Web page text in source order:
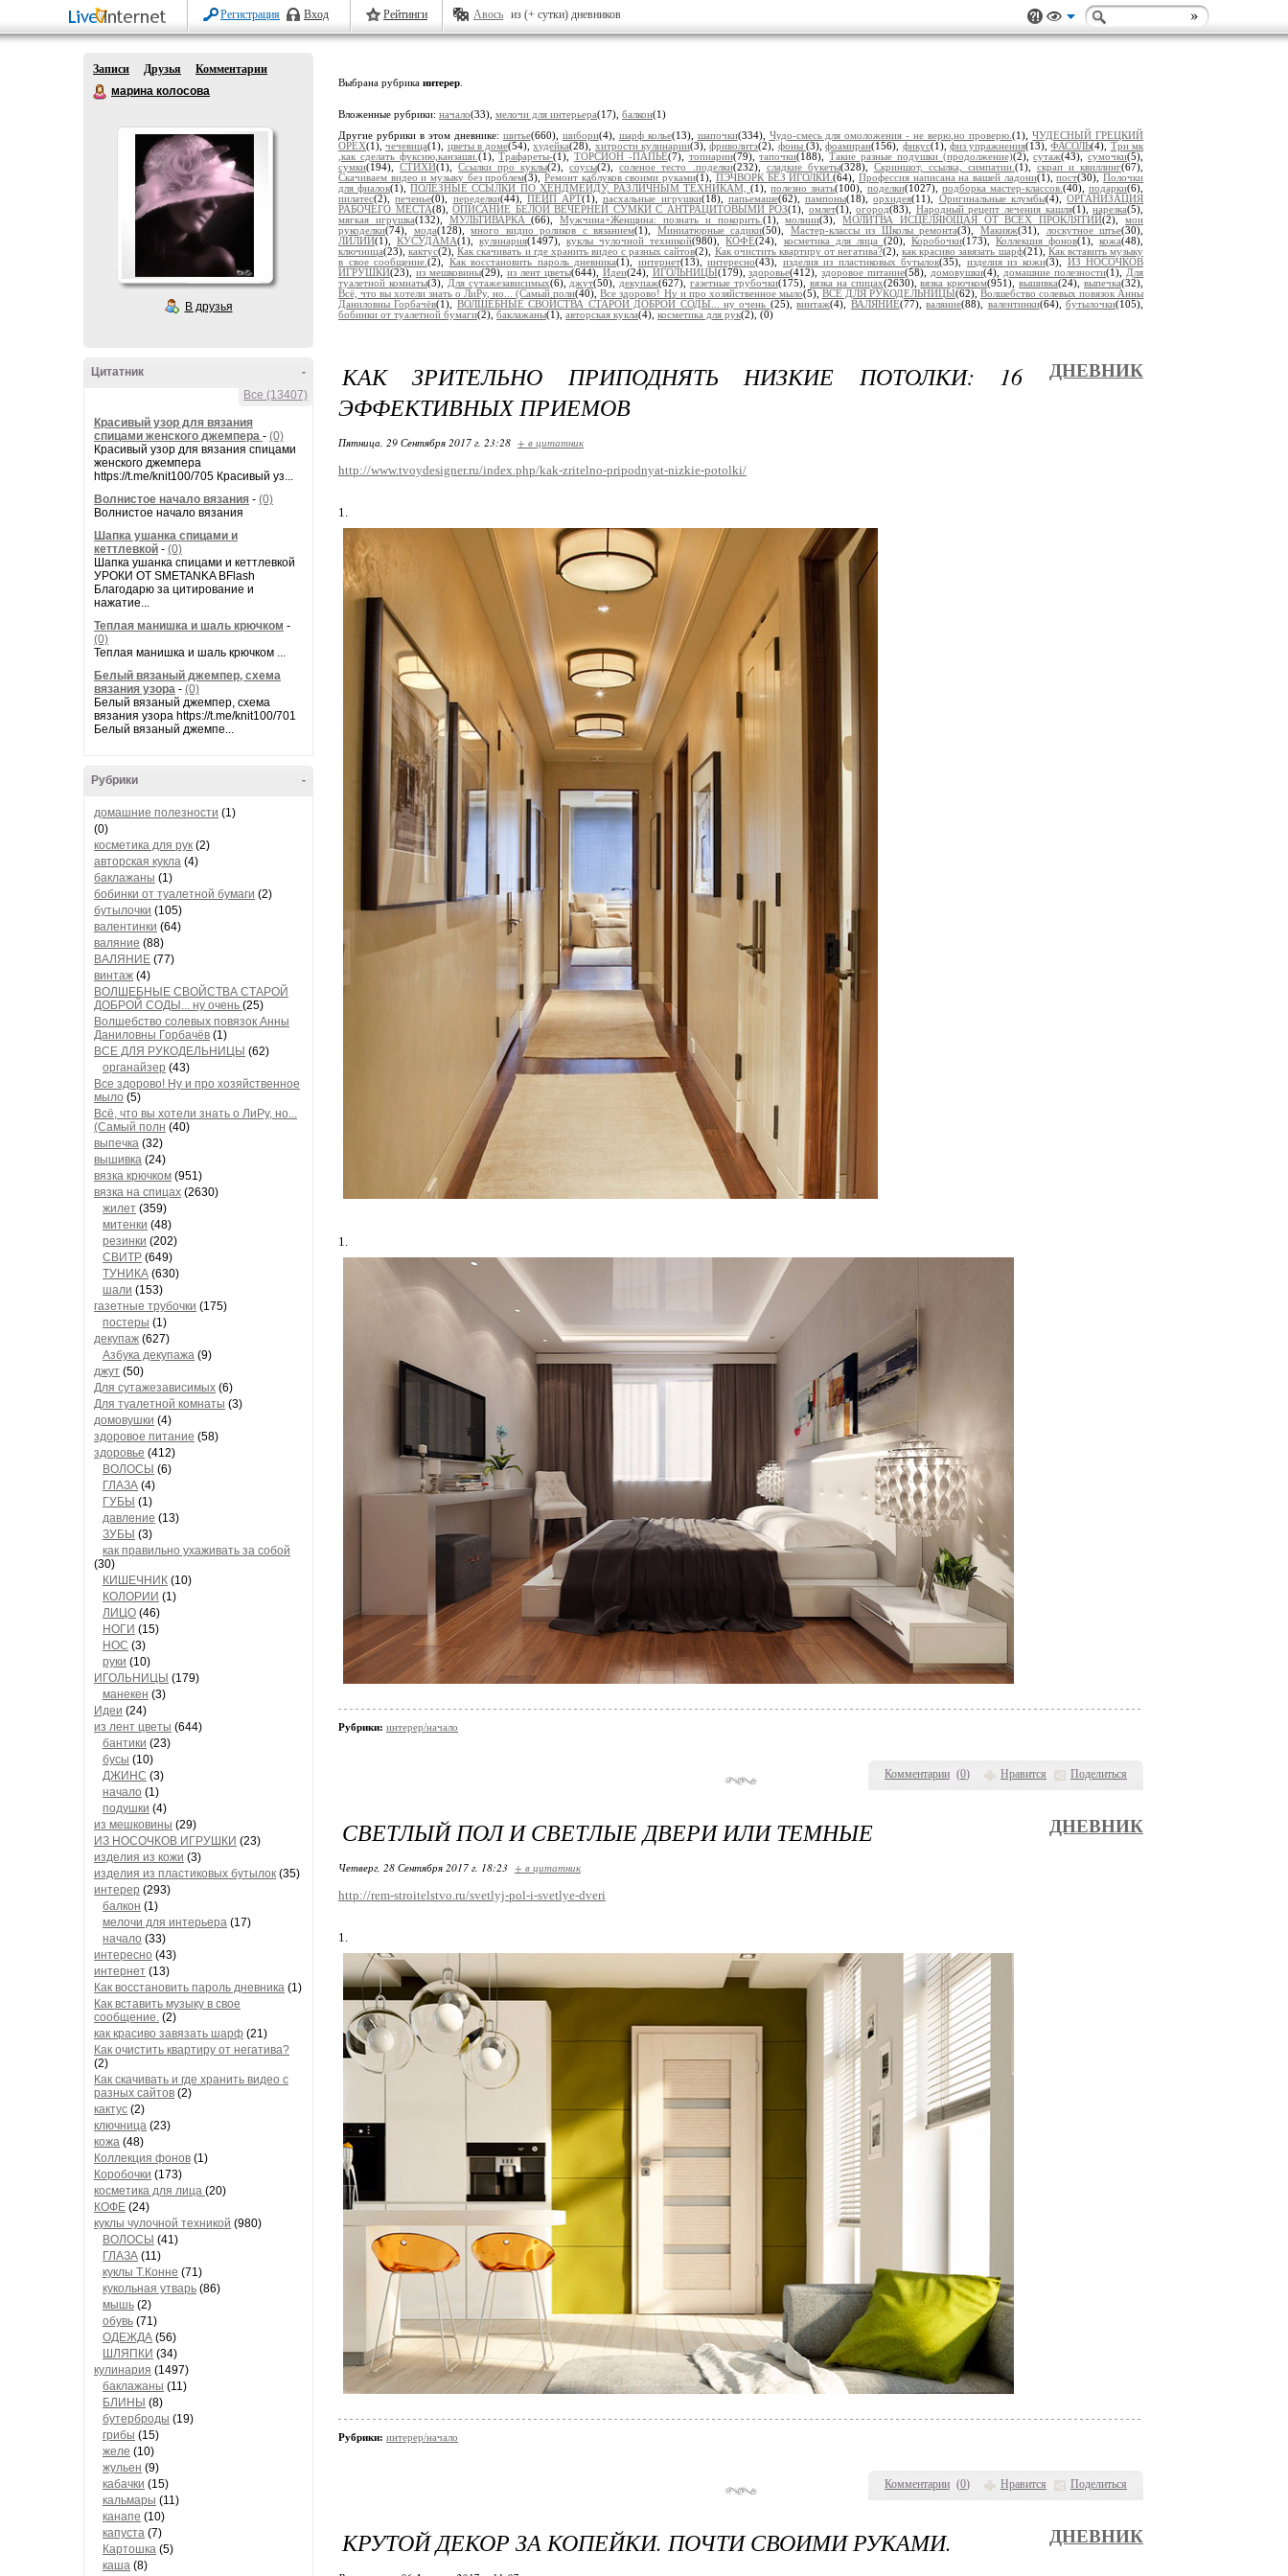
Регистрация Вход Рейтинги Авось из (+ сутки) дневников
Записи Друзья
Комментарии
марина колосова
В друзья
-
Цитатник
Все (13407)
Красивый узор для вязания
спицами женского джемпера - (0)
Красивый узор для вязания спицами
женского джемпера
https://t.me/knit100/705 Красивый уз...
Волнистое начало вязания - (0)
Волнистое начало вязания
Шапка ушанка спицами и
кеттлевкой - (0)
Шапка ушанка спицами и кеттлевкой
УРОКИ ОТ SMETANKA BFlash
Благодарю за цитирование и
нажатие...
Теплая манишка и шаль крючком -
(0)
Теплая манишка и шаль крючком ...
Белый вязаный джемпер, схема
вязания узора - (0)
Белый вязаный джемпер, схема
вязания узора https://t.me/knit100/701
Белый вязаный джемпе...
-
Рубрики
домашние полезности (1)
(0)
косметика для рук (2)
авторская кукла (4)
баклажаны (1)
бобинки от туалетной бумаги (2)
бутылочки (105)
валентинки (64)
валяние (88)
ВАЛЯНИЕ (77)
винтаж (4)
ВОЛШЕБНЫЕ СВОЙСТВА СТАРОЙ
ДОБРОЙ СОДЫ... ну очень (25)
Волшебство солевых повязок Анны
Даниловны Горбачёв (1)
ВСЕ ДЛЯ РУКОДЕЛЬНИЦЫ (62)
органайзер (43)
Все здорово! Ну и про хозяйственное
мыло (5)
Всё, что вы хотели знать о ЛиРу, но...
(Самый полн (40)
выпечка (32)
вышивка (24)
вязка крючком (951)
вязка на спицах (2630)
жилет (359)
митенки (48)
резинки (202)
СВИТР (649)
ТУНИКА (630)
шали (153)
газетные трубочки (175)
постеры (1)
декупаж (627)
Азбука декупажа (9)
джут (50)
Для сутажезависимых (6)
Для туалетной комнаты (3)
домовушки (4)
здоровое питание (58)
здоровье (412)
ВОЛОСЫ (6)
ГЛАЗА (4)
ГУБЫ (1)
давление (13)
ЗУБЫ (3)
как правильно ухаживать за собой
(30)
КИШЕЧНИК (10)
КОЛОРИИ (1)
ЛИЦО (46)
НОГИ (15)
НОС (3)
руки (10)
ИГОЛЬНИЦЫ (179)
манекен (3)
Идеи (24)
из лент цветы (644)
бантики (23)
бусы (10)
ДЖИНС (3)
начало (1)
подушки (4)
из мешковины (29)
ИЗ НОСОЧКОВ ИГРУШКИ (23)
изделия из кожи (3)
изделия из пластиковых бутылок (35)
интерер (293)
балкон (1)
мелочи для интерьера (17)
начало (33)
интересно (43)
интернет (13)
Как восстановить пароль дневника (1)
Как вставить музыку в свое
сообщение. (2)
как красиво завязать шарф (21)
Как очистить квартиру от негатива?
(2)
Как скачивать и где хранить видео с
разных сайтов (2)
кактус (2)
ключница (23)
кожа (48)
Коллекция фонов (1)
Коробочки (173)
косметика для лица (20)
КОФЕ (24)
куклы чулочной техникой (980)
ВОЛОСЫ (41)
ГЛАЗА (11)
куклы Т.Конне (71)
кукольная утварь (86)
мышь (2)
обувь (71)
ОДЕЖДА (56)
ШЛЯПКИ (34)
кулинария (1497)
баклажаны (11)
БЛИНЫ (8)
бутерброды (19)
грибы (15)
желе (10)
жульен (9)
кабачки (15)
кальмары (11)
канапе (10)
капуста (7)
Картошка (5)
каша (8)
Выбрана рубрика интерер
Вложенные рубрики: начало(33), мелочи для интерьера(17), балкон(1)
Другие рубрики в этом дневнике: шитье(660), шибори(4), шарф колье(13), шапочки(334), Чудо-смесь для омоложения - не верю,но проверю.(1),ЧУДЕСНЫЙ ГРЕЦКИЙ
ОРЕХ(1),чечевица(1), цветы в доме(54),худейка(28), хитрости кулинарии(3),фриволитэ(2), фоны (3),фоамиран(156), фикус(1), физ упражнения(13),ФАСОЛЬ(4), Три мк
,как сделать фуксию,канзаши. (1),Трафареты-(1),ТОРСИОН -ПАПЬЕ(7), топиарии(79),тапочки(188),Такие разные подушки (продолжение)(2),сутаж(43),сумочки(5),
сумки(194),СТИХИ(1),Ссылки про куклы(2),соусы(2),соленое тесто .поделки(232), сладкие букеты(328), Скриншот, ссылка, симпатии. (1), скрап и квиллинг(67),
Скачиваем видео и музыку без проблем(3),Ремонт каблуков своими руками(1), ПЭЧВОРК БЕЗ ИГОЛКИ.(64), Профессия написана на вашей ладони(1),пост(30),Полочки
для фиалок(1),ПОЛЕЗНЫЕ ССЫЛКИ ПО ХЕНДМЕЙДУ, РАЗЛИЧНЫМ ТЕХНИКАМ,(1),полезно знать(100), поделки(1027), подборка мастер-классов. (40),подарки(6),
пилатес(2),печенье(0), переделки(44), ПЕЙП АРТ(1),пасхальные игрушки(18), папьемаше(62), пампоны(18),орхидея(11), Оригинальные клумбы(4), ОРГАНИЗАЦИЯ
РАБОЧЕГО МЕСТА(8),ОПИСАНИЕ БЕЛОЙ ВЕЧЕРНЕЙ СУМКИ С АНТРАЦИТОВЫМИ РОЗ(1), омлет(1),огород(83), Народный рецепт лечения кашля(1),нарезка(5),
мягкая игрушка(132), МУЛЬТИВАРКА(66),Мужчина+Женщина: познать и покорить. (1),молнии(3),МОЛИТВА ИСЦЕЛЯЮЩАЯ ОТ ВСЕХ ПРОКЛЯТИЙ(2),мои
рукоделки(74), мода(128),много видио роликов с вязанием(1), Миниатюрные садики(50), Мастер-классы из Школы ремонта(3),Макияж(31), лоскутное штье(30),
ЛИЛИИ(1),КУСУДАМА(1),кулинария(1497),куклы чулочной техникой(980),КОФЕ(24), косметика для лица (20), Коробочки(173), Коллекция фонов(1),кожа(48),
ключница(23),кактус(2),Как скачивать и где хранить видео с разных сайтов(2), Как очистить квартиру от негатива?(2),как красиво завязать шарф(21), Как вставить музыку
в свое сообщение.(2), Как восстановить пароль дневника(1), интернет(13),интересно(43), изделия из пластиковых бутылок(35), изделия из кожи(3), ИЗ НОСОЧКОВ
ИГРУШКИ(23), из мешковины(29), из лент цветы(644), Идеи(24), ИГОЛЬНИЦЫ(179),здоровье(412),здоровое питание(58), домовушки(4), домашние полезности(1), Для
туалетной комнаты(3), Для сутажезависимых(6), джут(50), декупаж(627),газетные трубочки(175), вязка на спицах(2630),вязка крючком(951),вышивка(24),выпечка(32),
Всё, что вы хотели знать о ЛиРу, но... (Самый полн(40),Все здорово! Ну и про хозяйственное мыло(5), ВСЕ ДЛЯ РУКОДЕЛЬНИЦЫ(62), Волшебство солевых повязок Анны
Даниловны Горбачёв(1), ВОЛШЕБНЫЕ СВОЙСТВА СТАРОЙ ДОБРОЙ СОДЫ... ну очень (25),винтаж(4), ВАЛЯНИЕ(77),валяние(88), валентинки(64),бутылочки(105),
бобинки от туалетной бумаги(2), баклажаны(1), авторская кукла(4), косметика для рук(2), (0)
Комментарии (0) Нравится Поделиться
КАК ЗРИТЕЛЬНО ПРИПОДНЯТЬ НИЗКИЕ ПОТОЛКИ: 16
ЭФФЕКТИВНЫХ ПРИЕМОВ
ДНЕВНИК
Пятница, 29 Сентября 2017 г. 23:28 + в цитатник
http://www.tvoydesigner.ru/index.php/kak-zritelno-pripodnyat-nizkie-potolki/
1.
1.
Рубрики: интерер/начало
Комментарии (0) Нравится Поделиться
СВЕТЛЫЙ ПОЛ И СВЕТЛЫЕ ДВЕРИ ИЛИ ТЕМНЫЕ ДНЕВНИК
Четверг, 28 Сентября 2017 г. 18:23 + в цитатник
http://rem-stroitelstvo.ru/svetlyj-pol-i-svetlye-dveri
1.
Рубрики: интерер/начало
КРУТОЙ ДЕКОР ЗА КОПЕЙКИ. ПОЧТИ СВОИМИ РУКАМИ. ДНЕВНИК